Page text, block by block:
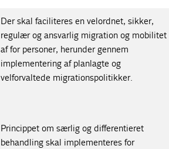
Der skal faciliteres en velordnet, sikker,
regulær og ansvarlig migration og mobilitet
af for personer, herunder gennem
implementering af planlagte og
velforvaltede migrationspolitikker.
Princippet om særlig og differentieret
behandling skal implementeres for